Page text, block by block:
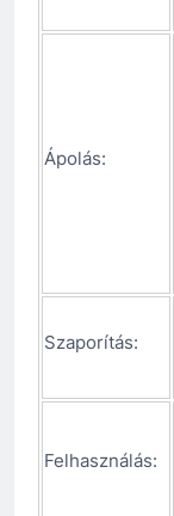
Ápolás:
Szaporítás:
Felhasználás: